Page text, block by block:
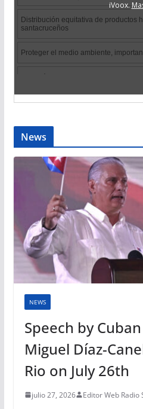
News
NEWS
Speech by
Miguel Díaz-
Rio on July 26th
julio 27, 2026 Editor Web Radio